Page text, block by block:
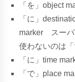
「 を」 object m
「 に」 destinati
marker ス ーパ
使わないのは
「 に」 time mar
「 で」 p ace ma